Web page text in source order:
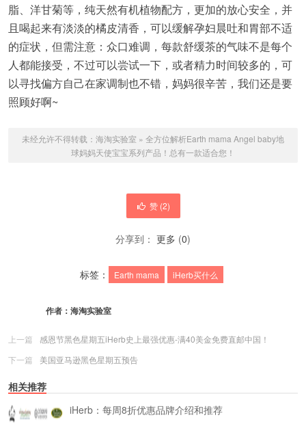
脂、洋甘菊等，纯天然有机植物配方，更加的放心安全，并
且喝起来有淡淡的橘皮清香，可以缓解孕妇晨吐和胃部不适
的症状，但需注意：众口难调，每款舒缓茶的气味不是每个
人都能接受，不过可以尝试一下，或者精力时间较多的，可
以寻找偏方自己在家调制也不错，妈妈很辛苦，我们还是要
照顾好啊~
未经允许不得转载： 海淘实验室 » 全方位解析Earth mama Angel baby地
球妈妈天使宝宝系列产品！总有一款适合您！
赞 (2)
分享到： 更多 (0)
标签： Earth mama iHerb买什么
作者： 海淘实验室
上一篇
感恩节黑色星期五iHerb史上最强优惠-满40美金免费直邮中国！
下一篇
美国亚马逊黑色星期五预告
相关推荐
iHerb：每周8折优惠品牌介绍和推荐